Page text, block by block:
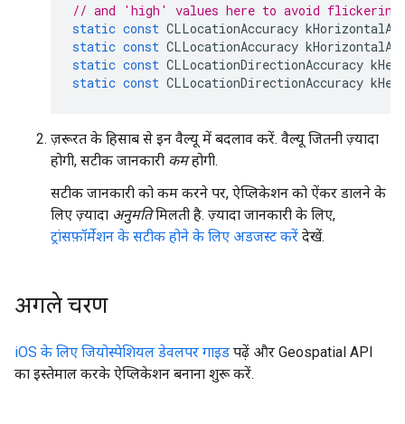
// and 'high' values here to avoid flickering
static const CLLocationAccuracy
static const CLLocationAccuracy
static const CLLocationDirectionAccuracy
static const CLLocationDirectionAccuracy
ज़रूरत के हिसाब से इन वैल्यू में बदलाव करें. वैल्यू जितनी ज़्यादा
होगी, सटीक जानकारी कमहोगी.
सटीक जानकारी को कम करने पर, ऐप्लिकेशन को ऐंकर डालने के
लिए ज़्यादा अनुमतिमिलती है. ज़्यादा जानकारी के लिए,
ट्रांसफ़ॉर्मेशन के सटीक होने के लिए अडजस्ट करें देखें.
अगले चरण
iOS के लिए जियोस्पेशियल डेवलपर गाइड पढ़ें और Geospatial API
का इस्तेमाल करके ऐप्लिकेशन बनाना शुरू करें.